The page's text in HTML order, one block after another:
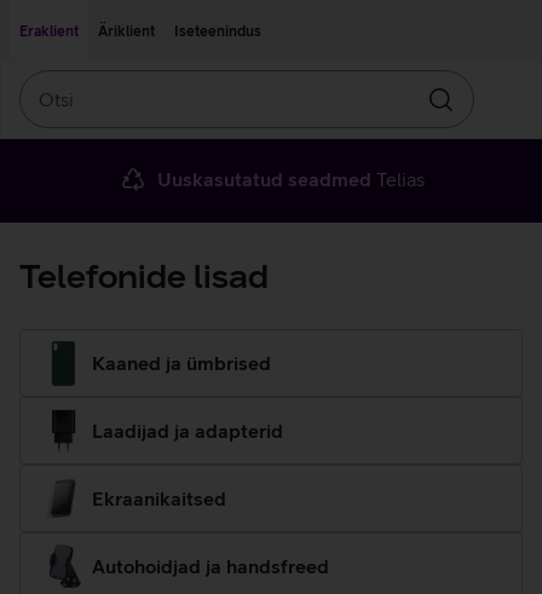
Eraklient
Äriklient Iseteenindus
Otsin
Uuskasutatud seadmed Telias
Telefonide lisad
Kaaned ja ümbrised
Laadijad ja adapterid
Ekraanikaitsed
Autohoidjad ja handsfreed